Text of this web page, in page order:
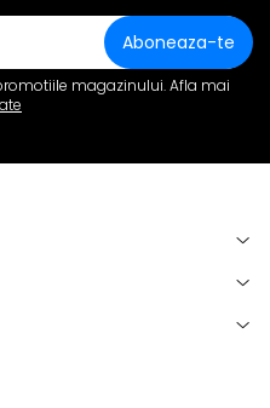
magazinului. Afla mai